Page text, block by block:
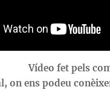
Vídeo fet pels
on ens podeu